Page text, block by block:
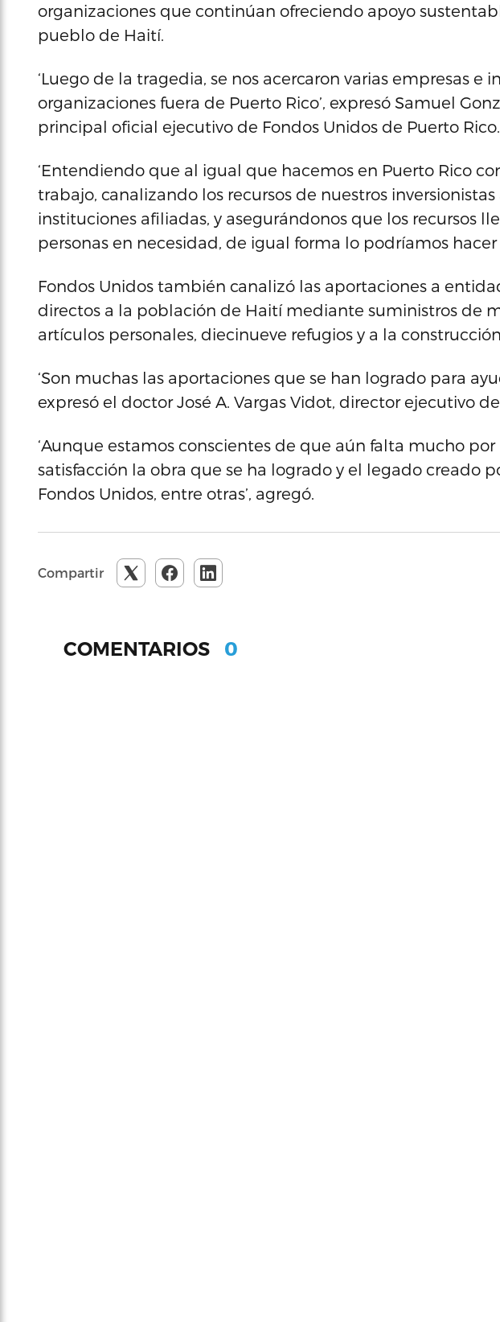
organizaciones que continúan ofreciendo apoyo
pueblo de Haití.
‘Luego de la tragedia, se nos acercaron varias empresas e
organizaciones fuera de Puerto Rico’, expresó Samuel
principal oficial ejecutivo de Fondos Unidos de Puerto Rico.
‘Entendiendo que al igual que hacemos en Puerto Rico
trabajo, canalizando los recursos de nuestros inversionistas
instituciones afiliadas, y asegurándonos que los recursos
personas en necesidad, de igual forma lo podríamos hacer
Fondos Unidos también canalizó las aportaciones a
directos a la población de Haití mediante suministros de
artículos personales, diecinueve refugios y a la
‘Son muchas las aportaciones que se han logrado para
expresó el doctor José A. Vargas Vidot, director ejecutivo
‘Aunque estamos conscientes de que aún falta mucho
satisfacción la obra que se ha logrado y el legado creado
Fondos Unidos, entre otras’, agregó.
Compartir
COMENTARIOS 0